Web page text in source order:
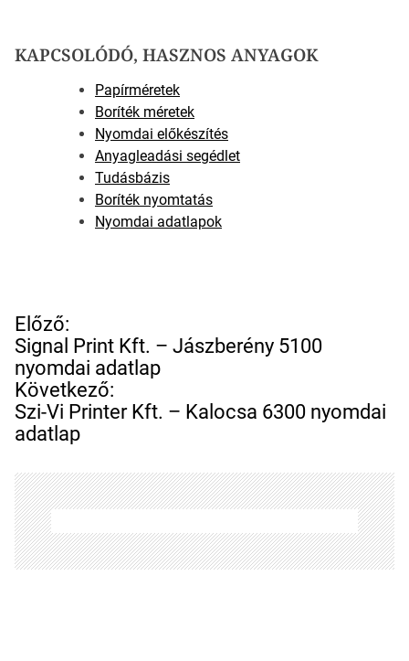
KAPCSOLÓDÓ, HASZNOS ANYAGOK
Papírméretek
Boríték méretek
Nyomdai előkészítés
Anyagleadási segédlet
Tudásbázis
Boríték nyomtatás
Nyomdai adatlapok
B
e
j
e
g
y
z
é
s
n
a
v
Előző:
Signal Print Kft. – Jászberény 5100
nyomdai adatlap
Következő:
Szi-Vi Printer Kft. – Kalocsa 6300 nyomdai
adatlap